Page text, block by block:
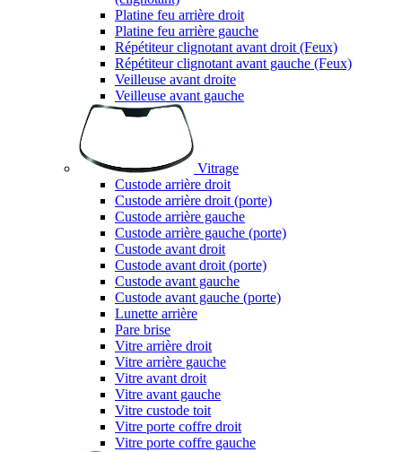
Platine feu arrière droit
Platine feu arrière gauche
Répétiteur clignotant avant droit (Feux)
Répétiteur clignotant avant gauche (Feux)
Veilleuse avant droite
Veilleuse avant gauche
Vitrage
Custode arrière droit
Custode arrière droit (porte)
Custode arrière gauche
Custode arrière gauche (porte)
Custode avant droit
Custode avant droit (porte)
Custode avant gauche
Custode avant gauche (porte)
Lunette arrière
Pare brise
Vitre arrière droit
Vitre arrière gauche
Vitre avant droit
Vitre avant gauche
Vitre custode toit
Vitre porte coffre droit
Vitre porte coffre gauche